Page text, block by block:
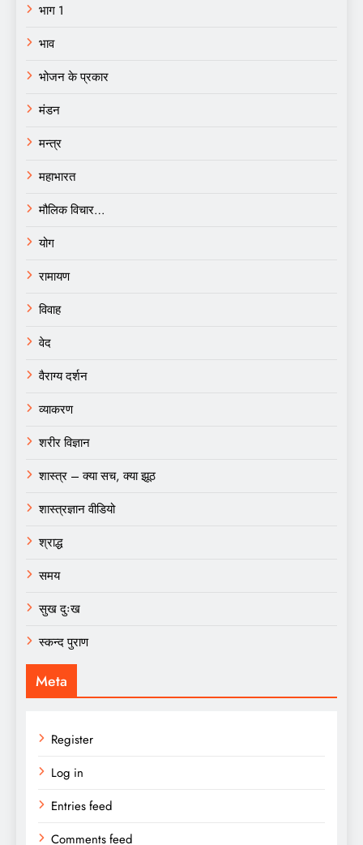
भाग 1
भाव
भोजन के प्रकार
मंडन
मन्त्र
महाभारत
मौलिक विचार…
योग
रामायण
विवाह
वेद
वैराग्य दर्शन
व्याकरण
शरीर विज्ञान
शास्त्र – क्या सच, क्या झूठ
शास्त्रज्ञान वीडियो
श्राद्ध
समय
सुख दुःख
स्कन्द पुराण
Meta
Register
Log in
Entries feed
Comments feed